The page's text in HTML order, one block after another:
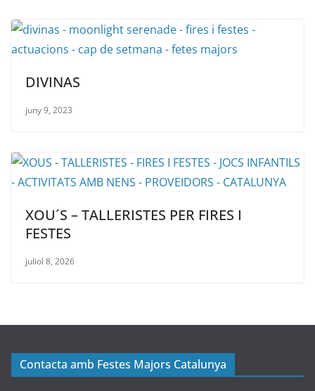
DIVINAS
juny 9, 2023
XOU´S – TALLERISTES PER FIRES I
FESTES
juliol 8, 2026
Contacta amb Festes Majors Catalunya